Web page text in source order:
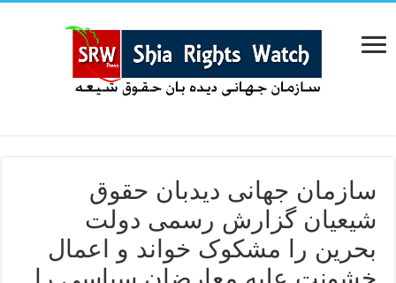
سازمان جهانی دیدبان حقوق
شیعیان گزارش رسمی دولت
بحرین را مشکوک خواند و اعمال